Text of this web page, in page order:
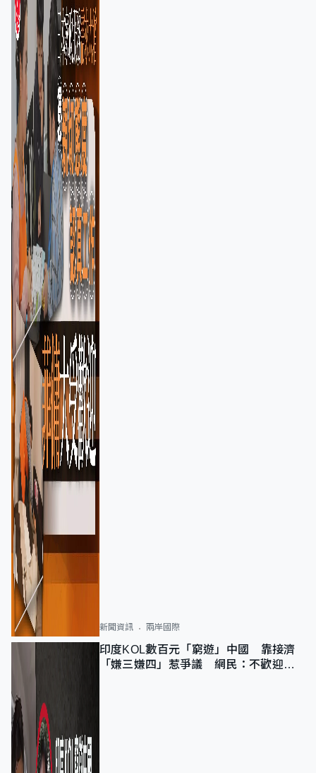
新聞資訊 兩岸國際
印度KOL數百元「窮遊」中國 靠接濟
「嫌三嫌四」惹爭議 網民：不歡迎劣